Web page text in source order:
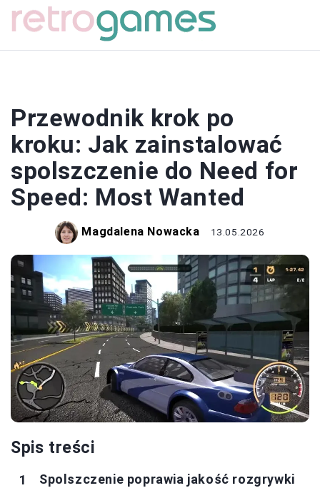
Przewodnik krok po
kroku: Jak zainstalować
spolszczenie do Need for
Speed: Most Wanted
Magdalena Nowacka 13.05.2026
Spis treści
Spolszczenie poprawia jakość rozgrywki